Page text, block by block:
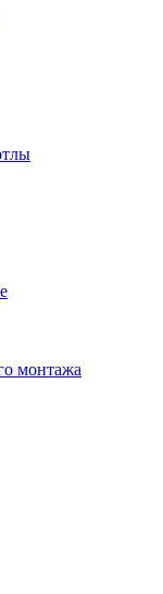
монтажа